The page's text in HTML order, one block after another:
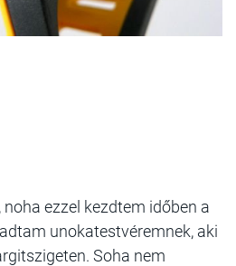
ezzel kezdtem időben a
unokatestvéremnek, aki
Soha nem